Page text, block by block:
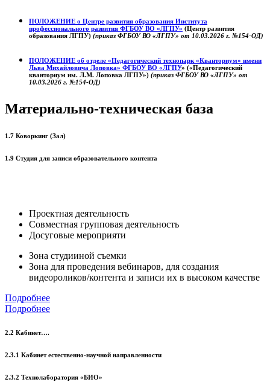
ПОЛОЖЕНИЕ о Центре развития образования Института
профессионального развития ФГБОУ ВО «ЛГПУ» (Центр развития
образования ЛГПУ) (приказ ФГБОУ ВО «ЛГПУ» от 10.03.2026 г. №154-ОД)
ПОЛОЖЕНИЕ об отделе «Педагогический технопарк «Кванториум» имени
Льва Михайловича Лоповка» ФГБОУ ВО «ЛГПУ» («Педагогический
кванториум им. Л.М. Лоповка ЛГПУ») (приказ ФГБОУ ВО «ЛГПУ» от
10.03.2026 г. №154-ОД)
Материально-техническая база
1.7 Коворкинг (Зал)
1.9 Студия для записи образовательного контента
Проектная деятельность
Совместная групповая деятельность
Досуговые мероприяти
Зона студииной съемки
Зона для проведения вебинаров, для создания
видеороликов/контента и записи их в высоком качестве
Подробнее
Подробнее
2.2 Кабинет….
2.3.1 Кабинет естественно-научной направленности
2.3.2 Технолаборатория «БИО»